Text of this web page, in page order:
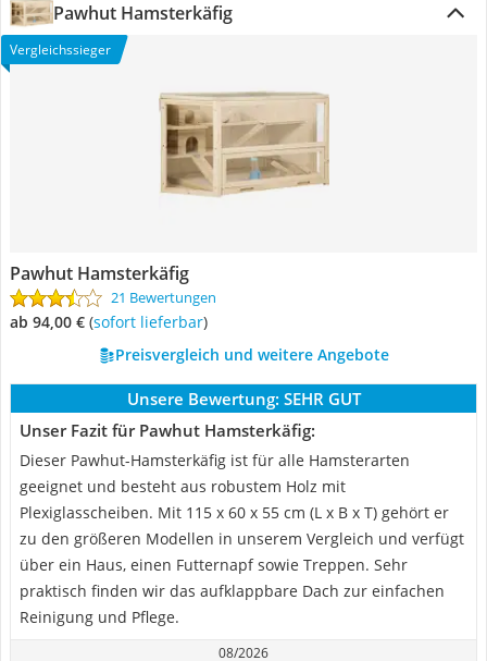
Pawhut Hamsterkäfig
Vergleichssieger
Pawhut Hamsterkäfig
21 Bewertungen
ab 94,00 € ( Sofort lieferbar)
Preisvergleich und weitere Angebote
Unsere Bewertung: SEHR GUT
Unser Fazit für Pawhut Hamsterkäfig:
Dieser Pawhut-Hamsterkäfig ist für alle Hamsterarten
geeignet und besteht aus robustem Holz mit
Plexiglasscheiben. Mit 115 x 60 x 55 cm (L x B x T) gehört er
zu den größeren Modellen in unserem Vergleich und verfügt
über ein Haus, einen Futternapf sowie Treppen. Sehr
praktisch finden wir das aufklappbare Dach zur einfachen
Reinigung und Pflege.
08/2026